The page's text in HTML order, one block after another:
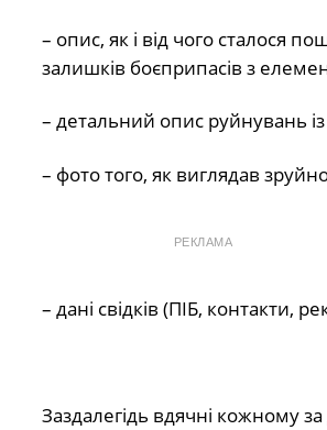
– опис, як і від чого сталося
залишків боєприпасів з
– детальний опис руйнувань
– фото того, як виглядав
РЕКЛАМА
– дані свідків (ПІБ, контакти,
Заздалегідь вдячні кожному